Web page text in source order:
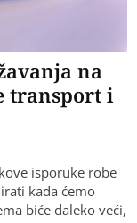
na
transport i
isporuke robe
kada ćemo
biće daleko veći,